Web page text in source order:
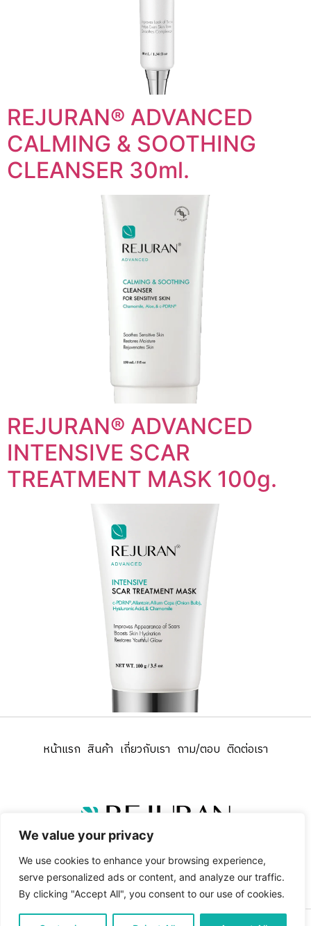
We value your privacy
We use cookies to enhance your browsing experience,
serve personalized ads or content, and analyze our traffic.
By clicking "Accept All", you consent to our use of cookies.
REJURAN® ADVANCED
CALMING & SOOTHING
CLEANSER 30ml.
REJURAN® ADVANCED
INTENSIVE SCAR
TREATMENT MASK 100g.
หน้าแรก สินค้า เกี่ยวกับเรา ถาม/ตอบ ติดต่อเรา